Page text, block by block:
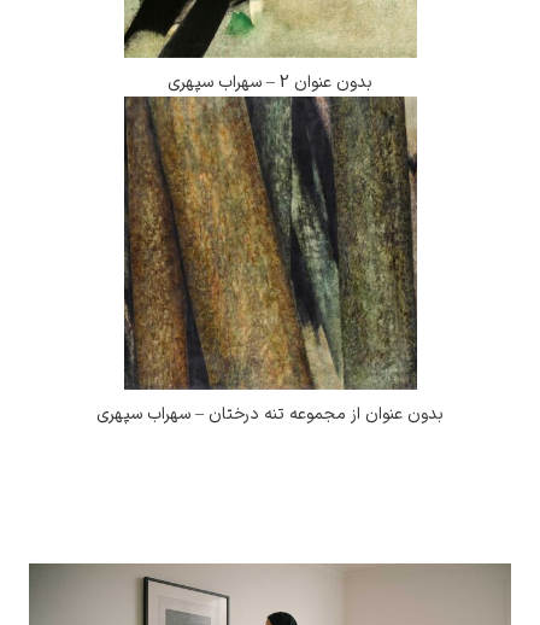
بدون عنوان از مجموعه تنه درختان – سهراب سپهری